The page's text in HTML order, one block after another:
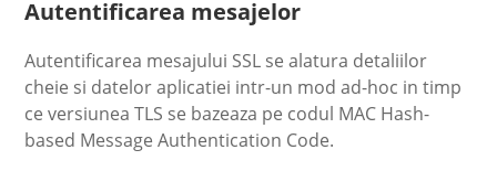
Autentificarea mesajelor
Autentificarea mesajului SSL se alatura detaliilor
cheie si datelor aplicatiei intr-un mod ad-hoc in timp
ce versiunea TLS se bazeaza pe codul MAC Hash-
based Message Authentication Code.